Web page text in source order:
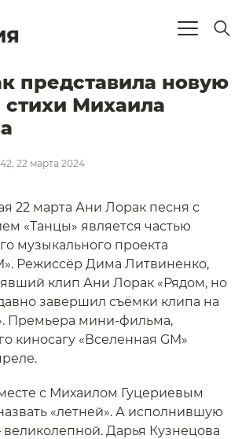
представила новую
Михаила
22 марта 2024
22 марта Ани Лорак песня с
«Танцы» является частью
музыкального проекта
Режиссёр Дима Литвиненко,
клип Ани Лорак «Рядом, но
завершил съёмки клипа на
Премьера мини-фильма,
киносагу «Вселенная GM»
с Михаилом Гуцериевым
«летней». А исполнившую
Дарья Кузнецова